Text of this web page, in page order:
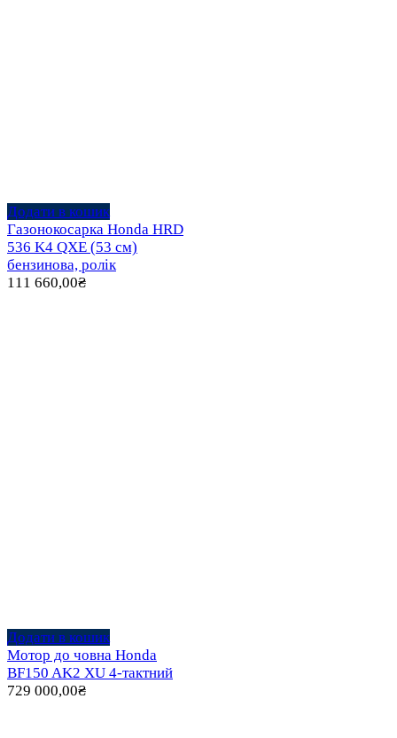
Додати в кошик
Газонокосарка Honda HRD
536 K4 QXE (53 см)
бензинова, ролік
111 660,00₴
Додати в кошик
Мотор до човна Honda
BF150 AK2 XU 4-тактний
729 000,00₴